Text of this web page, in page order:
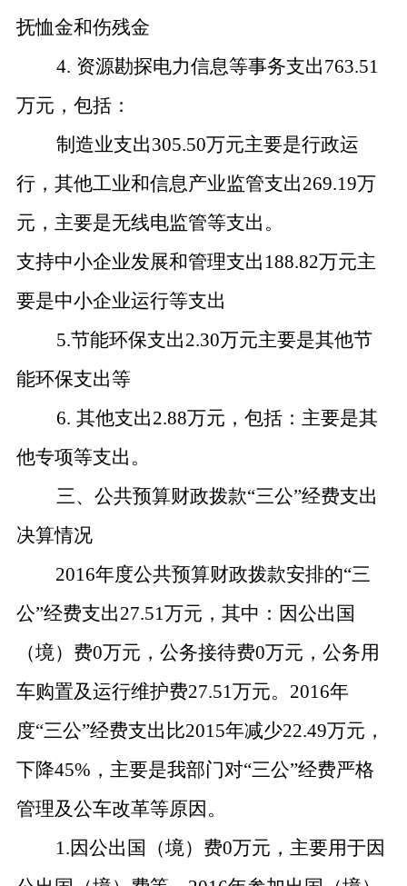
抚恤金和伤残金
4. 资源勘探电力信息等事务支出763.51
万元，包括：
制造业支出305.50万元主要是行政运
行，其他工业和信息产业监管支出269.19万
元，主要是无线电监管等支出。
支持中小企业发展和管理支出 188.82万元主
要是中小企业运行等支出
5.节能环保支出2.30万元主要是其他节
能环保支出等
6. 其他支出2.88万元，包括：主要是其
他专项等支出。
三、公共预算财政拨款“三公”经费支出
决算情况
2016年度公共预算财政拨款安排的“三
公”经费支出27.51万元，其中：因公出国
（境）费0万元，公务接待费0万元，公务用
车购置及运行维护费27.51万元。2016年
度“三公”经费支出比2015年减少22.49万元，
下降45%，主要是我部门对“三公”经费严格
管理及公车改革等原因。
1.因公出国（境）费0万元，主要用于因